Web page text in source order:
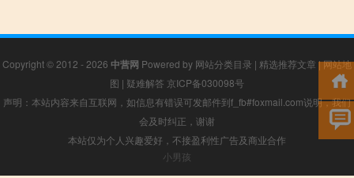
Copyright © 2012 - 2026 中营网 Powered by 网站分类目录 | 精选推荐文章 |网站地
图 | 疑难解答 京ICP备030098号
声明：本站内容来自互联网，如信息有错误可发邮件到f_fb#foxmail.com说明，我们
会及时纠正，谢谢
本站仅为个人兴趣爱好，不接盈利性广告及商业合作
小男孩